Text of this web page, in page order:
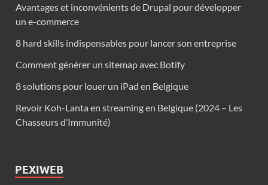
Avantages et inconvénients de Drupal pour développer
un e-commerce
8 hard skills indispensables pour lancer son entreprise
Comment générer un sitemap avec Botify
8 solutions pour louer un iPad en Belgique
Revoir Koh-Lanta en streaming en Belgique (2024 – Les
Chasseurs d’Immunité)
PEXIWEB